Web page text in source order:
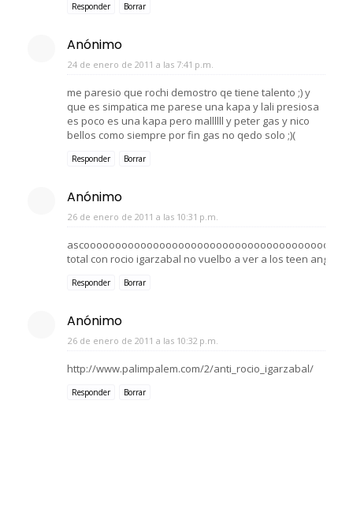
Responder Borrar
Anónimo
24 de enero de 2011 a las 7:41 p.m.
me paresio que rochi demostro qe tiene talento ;) y
que es simpatica me parese una kapa y lali presiosa
es poco es una kapa pero mallllll y peter gas y nico
bellos como siempre por fin gas no qedo solo ;)(
Responder Borrar
Anónimo
26 de enero de 2011 a las 10:31 p.m.
total con rocio igarzabal no vuelbo a ver a los teen angels :(
Responder Borrar
Anónimo
26 de enero de 2011 a las 10:32 p.m.
http://www.palimpalem.com/2/anti_rocio_igarzabal/
Responder Borrar